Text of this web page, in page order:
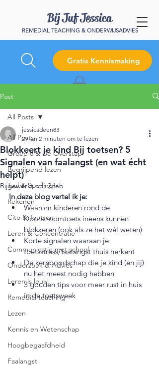
Bij Juf Jessica
REMEDIAL TEACHING & ONDERWIJSADVIES
Gratis Kennismaking
Post
All Posts
Groep 8 & De Overstap
Begrijpend lezen
Taal & Spelling
Rekenen
Cito & Toetsen
Leren & Concentratie
Communicatie met school
Onderzoek & Advies
Leren is leuk!
Remedial teaching
Lezen
Kennis en Wetenschap
Hoogbegaafdheid
Faalangst
All Posts
Blokkeert je kind Bij toetsen? 5
Signalen van faalangst (en wat écht
helpt)
jessicadeen83
29 jan 2 minuten om te lezen
Bijgewerkt op:2 feb
In deze blog vertel ik je:
Waarom kinderen rond de
Doorstroomtoets ineens kunnen
blokkeren (ook als ze het wél weten)
Korte signalen waaraan je
toetsstress/faalangst thuis herkent
De kernboodschap die je kind (en jij)
nu het meest nodig hebben
3 gouden tips voor meer rust in huis
in de toetsweek